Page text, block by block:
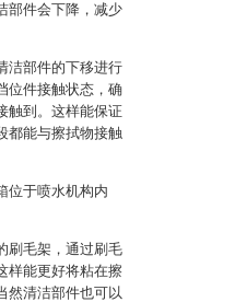
部件会下降，减少
洁部件的下移进行
位件接触状态，确
触到。这样能保证
都能与擦拭物接触
位于喷水机构内
刷毛架，通过刷毛
样能更好将粘在擦
然清洁部件也可以